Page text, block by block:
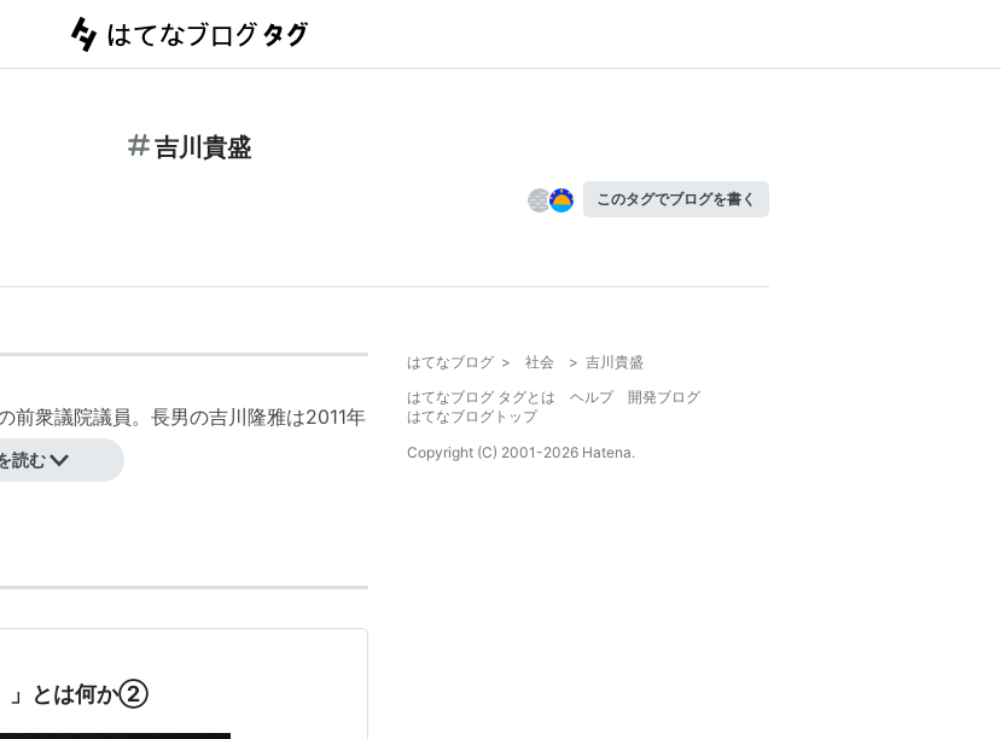
吉川貴盛
このタグでブログを書く
前衆議院議員。長男の吉川隆雅は2011年
読む
」とは何か②
はてなブログ > 社会 > 吉川貴盛
はてなブログ タグとは
ヘルプ
開発ブログ
はてなブログトップ
Copyright (C) 2001-2026 Hatena.